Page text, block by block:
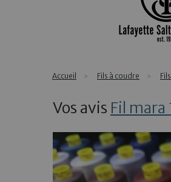
Accueil Fils à coudre
Vos avis Fil mara